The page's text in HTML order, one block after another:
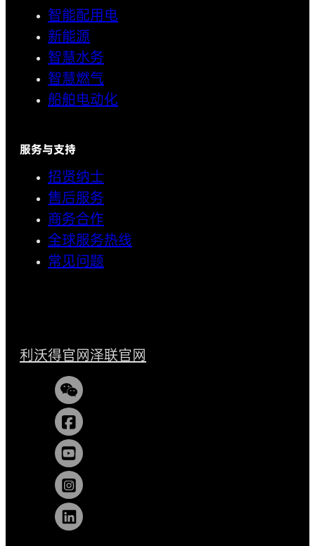
智能配用电
新能源
智慧水务
智慧燃气
船舶电动化
服务与支持
招贤纳士
售后服务
商务合作
全球服务热线
常见问题
利沃得官网泽联官网